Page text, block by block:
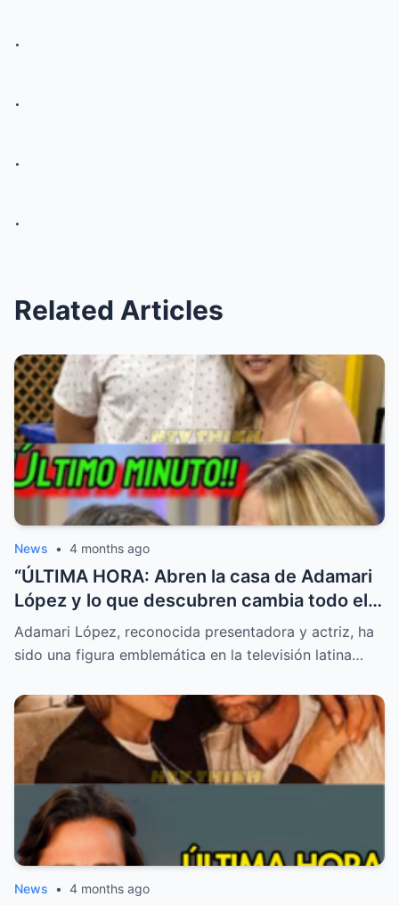
.
.
.
.
Related Articles
News • 4 months ago
“ÚLTIMA HORA: Abren la casa de Adamari
López y lo que descubren cambia todo el
reporte”
Adamari López, reconocida presentadora y actriz, ha
sido una figura emblemática en la televisión latina…
News • 4 months ago